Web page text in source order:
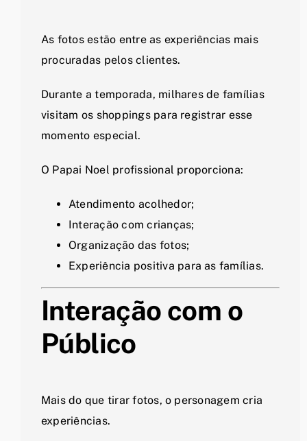
As fotos estão entre as experiências mais
procuradas pelos clientes.
Durante a temporada, milhares de famílias
visitam os shoppings para registrar esse
momento especial.
O Papai Noel profissional proporciona:
Atendimento acolhedor;
Interação com crianças;
Organização das fotos;
Experiência positiva para as famílias.
Interação com o
Público
Mais do que tirar fotos, o personagem cria
experiências.